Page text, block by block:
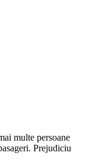
multe persoane
Prejudiciu